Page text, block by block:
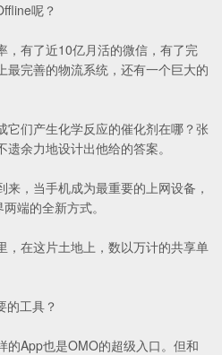
呢？
，有了近10亿月活的微信，有了完
最完善的物流系统，还有一个巨大的
它们产生化学反应的催化剂在哪？张
余力地设计出他给的答案。
，当手机成为最重要的上网设备，
端的全新方式。
，在这片土地上，数以万计的共享单
的工具？
的App也是OMO的超级入口。但和